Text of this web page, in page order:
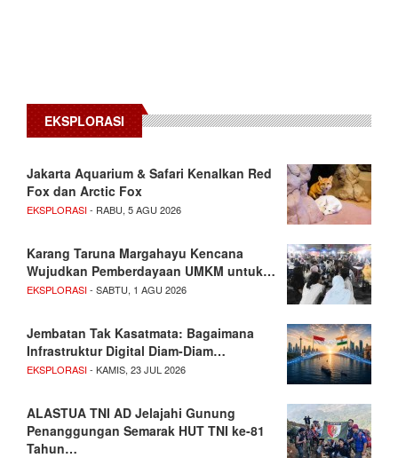
EKSPLORASI
Jakarta Aquarium & Safari Kenalkan Red
Fox dan Arctic Fox
EKSPLORASI- RABU, 5 AGU 2026
Karang Taruna Margahayu Kencana
Wujudkan Pemberdayaan UMKM untuk…
EKSPLORASI- SABTU, 1 AGU 2026
Jembatan Tak Kasatmata: Bagaimana
Infrastruktur Digital Diam-Diam…
EKSPLORASI- KAMIS, 23 JUL 2026
ALASTUA TNI AD Jelajahi Gunung
Penanggungan Semarak HUT TNI ke-81
Tahun…